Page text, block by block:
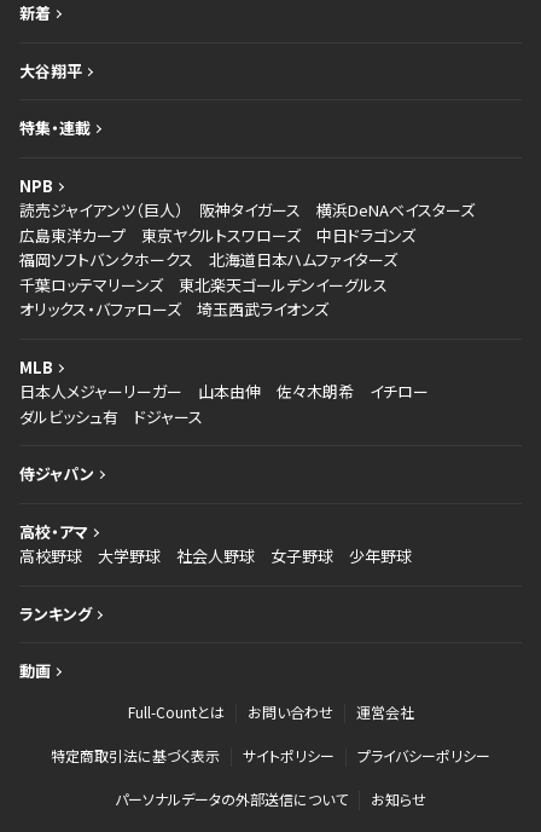
新着
大谷翔平
特集・連載
NPB
読売ジャイアンツ（巨人）
阪神タイガース
横浜DeNAベイスターズ
広島東洋カープ
東京ヤクルトスワローズ
中日ドラゴンズ
福岡ソフトバンクホークス
北海道日本ハムファイターズ
千葉ロッテマリーンズ
東北楽天ゴールデンイーグルス
オリックス・バファローズ
埼玉西武ライオンズ
MLB
日本人メジャーリーガー
山本由伸 佐々木朗希
イチロー
ダルビッシュ有
ドジャース
侍ジャパン
高校・アマ
高校野球
大学野球 社会人野球 女子野球 少年野球
ランキング
動画
Full-Countとは お問い合わせ 運営会社
特定商取引法に基づく表示 サイトポリシー プライバシーポリシー
パーソナルデータの外部送信について お知らせ